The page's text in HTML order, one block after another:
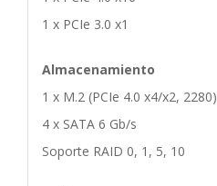
1 x PCIe 3.0 x1
Almacenamiento
1 x M.2 (PCIe 4.0 x4/x2, 2280)
4 x SATA 6 Gb/s
Soporte RAID 0, 1, 5, 10